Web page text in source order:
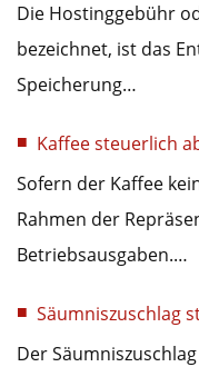
Die Hostinggebühr
bezeichnet, ist das
Speicherung…
Kaffee steuerlich
Sofern der Kaffee
Rahmen der
Betriebsausgaben.…
Säumniszuschlag
Der